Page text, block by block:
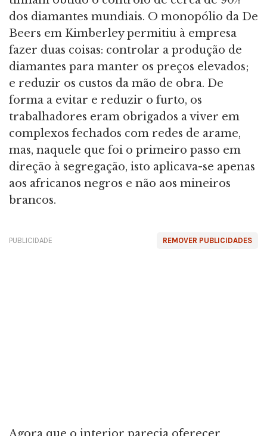
dos diamantes mundiais. O monopólio da De
Beers em Kimberley permitiu à empresa
fazer duas coisas: controlar a produção de
diamantes para manter os preços elevados;
e reduzir os custos da mão de obra. De
forma a evitar e reduzir o furto, os
trabalhadores eram obrigados a viver em
complexos fechados com redes de arame,
mas, naquele que foi o primeiro passo em
direção à segregação, isto aplicava-se apenas
aos africanos negros e não aos mineiros
brancos.
REMOVER PUBLICIDADES
PUBLICIDADE
Agora que o interior parecia oferecer